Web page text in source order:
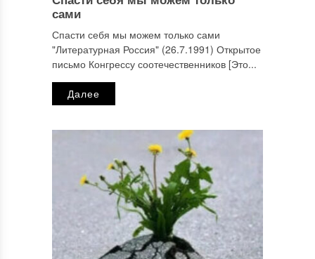
сами
Спасти себя мы можем только сами
"Литературная Россия" (26.7.1991) Открытое
письмо Конгрессу соотечественников [Это...
Далее